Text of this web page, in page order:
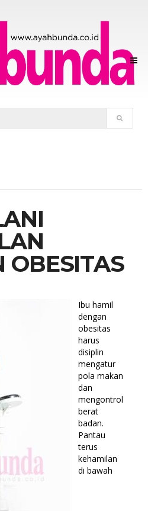
OBESITAS
Ibu hamil
dengan
obesitas
harus
disiplin
mengatur
pola makan
dan
mengontrol
berat
badan.
Pantau
terus
kehamilan
di bawah